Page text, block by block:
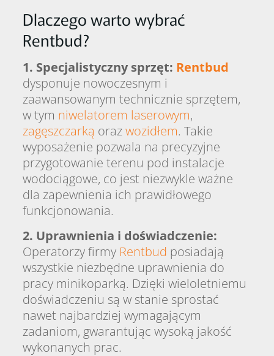
Dlaczego warto wybrać
Rentbud?
1. Specjalistyczny sprzęt: Rentbud
dysponuje nowoczesnym i
zaawansowanym technicznie sprzętem,
w tym niwelatorem laserowym,
zagęszczarką orazwozidłem. Takie
wyposażenie pozwala na precyzyjne
przygotowanie terenu pod instalacje
wodociągowe, co jest niezwykle ważne
dla zapewnienia ich prawidłowego
funkcjonowania.
2. Uprawnienia i doświadczenie:
Operatorzy firmy Rentbud posiadają
wszystkie niezbędne uprawnienia do
pracy minikoparką. Dzięki wieloletniemu
doświadczeniu są w stanie sprostać
nawet najbardziej wymagającym
zadaniom, gwarantując wysoką jakość
wykonanych prac.